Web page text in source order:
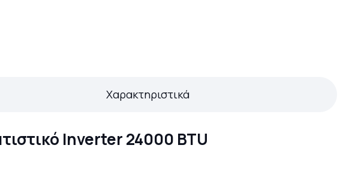
Χαρακτηριστικά
Inverter 24000 BTU